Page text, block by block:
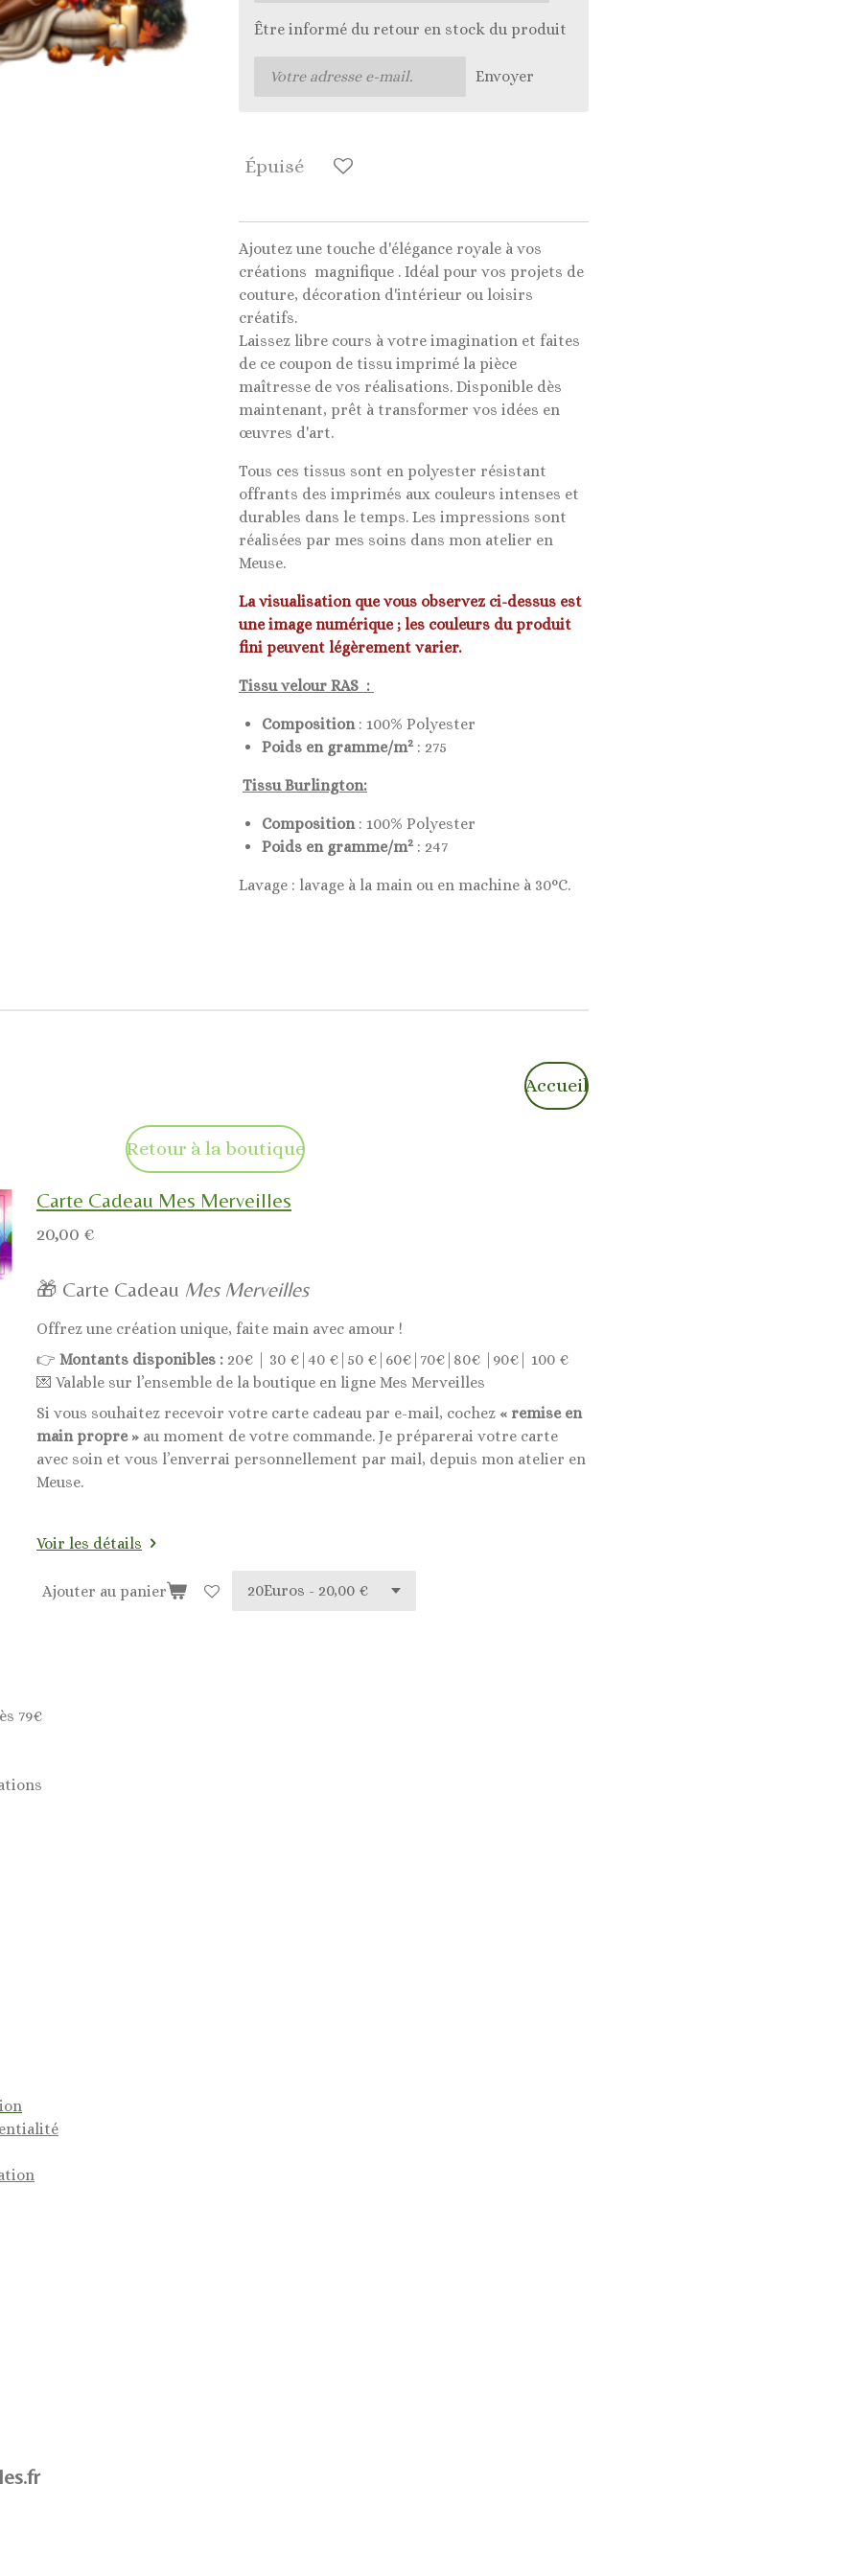
Être informé du retour en stock du produit
Envoyer
Épuisé
Ajoutez une touche d'élégance royale à vos
créations magnifique . Idéal pour vos projets de
couture, décoration d'intérieur ou loisirs
créatifs.
Laissez libre cours à votre imagination et faites
de ce coupon de tissu imprimé la pièce
maîtresse de vos réalisations. Disponible dès
maintenant, prêt à transformer vos idées en
œuvres d'art.
Tous ces tissus sont en polyester résistant
offrants des imprimés aux couleurs intenses et
durables dans le temps. Les impressions sont
réalisées par mes soins dans mon atelier en
Meuse.
La visualisation que vous observez ci-dessus est
une image numérique ; les couleurs du produit
fini peuvent légèrement varier.
Tissu velour RAS :
Composition: 100% Polyester
Poids en gramme/m2 : 275
Tissu Burlington:
Composition: 100% Polyester
Poids en gramme/m2 : 247
Lavage : lavage à la main ou en machine à 30°C.
Accueil
Retour à la boutique
Carte Cadeau Mes Merveilles
20,00 €
🎁 Carte Cadeau Mes Merveilles
Offrez une création unique, faite main avec amour !
👉 Montants disponibles : 20€ | 30 €|40 €|50 €|60€|70€|80€ |90€| 100 €
💌 Valable sur l’ensemble de la boutique en ligne Mes Merveilles
Si vous souhaitez recevoir votre carte cadeau par e-mail, cochez « remise en
main propre » au moment de votre commande. Je préparerai votre carte
avec soin et vous l’enverrai personnellement par mail, depuis mon atelier en
Meuse.
Voir les détails
Ajouter au panier
79€